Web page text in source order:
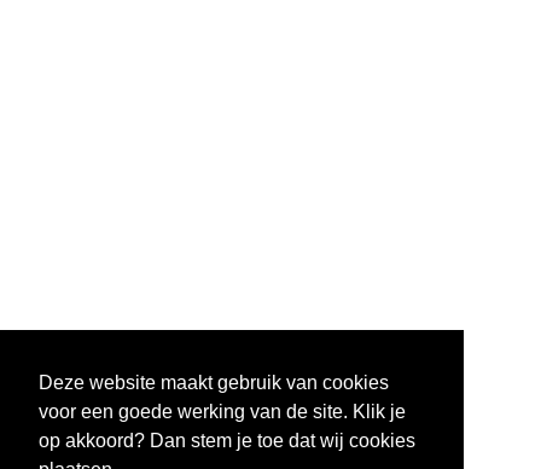
Deze website maakt gebruik van cookies
voor een goede werking van de site. Klik je
op akkoord? Dan stem je toe dat wij cookies